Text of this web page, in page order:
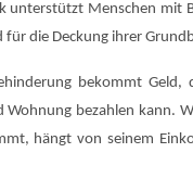
unterstützt Menschen mit
für die Deckung ihrer
bekommt Geld,
Wohnung bezahlen kann.
hängt von seinem